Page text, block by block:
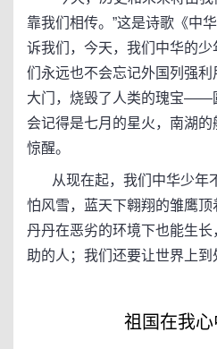
靠我们相传。”这是诗歌《中
诉我们，今天，我们中华的
们永远也不会忘记外国列强
大门，烧毁了人类的瑰宝——
会记得是七月的星火，南湖
惊醒。
从现在起，我们中华少年
怕风雪，蓝天下翱翔的雏鹰
丹丹在恶劣的环境下也能生
助的人；我们还要让世界上到
祖国在我